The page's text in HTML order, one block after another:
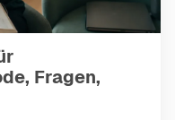
Fragen,